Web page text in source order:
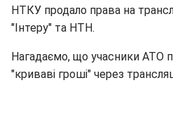
НТКУ продало права на
"Інтеру" та НТН.
Нагадаємо, що учасники АТО
"криваві гроші" через